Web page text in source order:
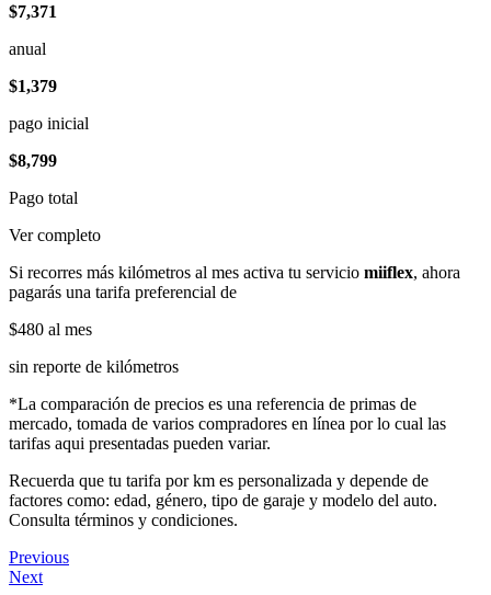
$7,371
anual
$1,379
pago inicial
$8,799
Pago total
Ver completo
Si recorres más kilómetros al mes activa tu servicio miiflex, ahora
pagarás una tarifa preferencial de
$480 al mes
sin reporte de kilómetros
*La comparación de precios es una referencia de primas de
mercado, tomada de varios compradores en línea por lo cual las
tarifas aqui presentadas pueden variar.
Recuerda que tu tarifa por km es personalizada y depende de
factores como: edad, género, tipo de garaje y modelo del auto.
Consulta términos y condiciones.
Previous
Next